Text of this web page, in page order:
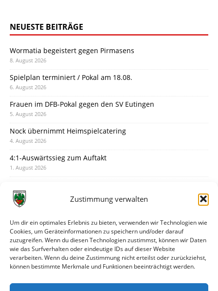
Zustimmung verwalten
Um dir ein optimales Erlebnis zu bieten, verwenden wir Technologien wie
Cookies, um Geräteinformationen zu speichern und/oder darauf
zuzugreifen. Wenn du diesen Technologien zustimmst, können wir Daten
wie das Surfverhalten oder eindeutige IDs auf dieser Website
verarbeiten. Wenn du deine Zustimmung nicht erteilst oder zurückziehst,
können bestimmte Merkmale und Funktionen beeinträchtigt werden.
NEUESTE BEITRÄGE
Wormatia begeistert gegen Pirmasens
8. August 2026
Spielplan terminiert / Pokal am 18.08.
6. August 2026
Frauen im DFB-Pokal gegen den SV Eutingen
5. August 2026
Nock übernimmt Heimspielcatering
4. August 2026
4:1-Auswärtssieg zum Auftakt
1. August 2026
31. Juli 2026
30. Juli 2026
Deine Spielminute: 89+1
28. Juli 2026
Neuer Rückensponsor